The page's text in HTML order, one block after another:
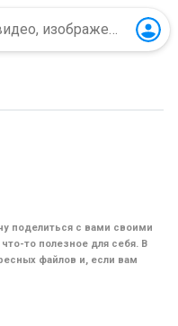
поделиться с вами своими
то полезное для себя. В
файлов и, если вам